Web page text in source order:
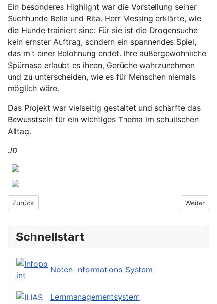
Ein besonderes Highlight war die Vorstellung seiner
Suchhunde Bella und Rita. Herr Messing erklärte, wie
die Hunde trainiert sind: Für sie ist die Drogensuche
kein ernster Auftrag, sondern ein spannendes Spiel,
das mit einer Belohnung endet. Ihre außergewöhnliche
Spürnase erlaubt es ihnen, Gerüche wahrzunehmen
und zu unterscheiden, wie es für Menschen niemals
möglich wäre.
Das Projekt war vielseitig gestaltet und schärfte das
Bewusstsein für ein wichtiges Thema im schulischen
Alltag.
JD
Vorheriger Beitrag: Klassenfahrt der 7. Klassen zur Froschmühle
Zurück Nächster
Weiter
Schnellstart
Noten-Informations-System
Lernmanagementsystem